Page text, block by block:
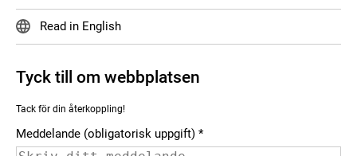
Read in English
Tyck till om webbplatsen
Tack för din återkoppling!
Meddelande (obligatorisk uppgift)